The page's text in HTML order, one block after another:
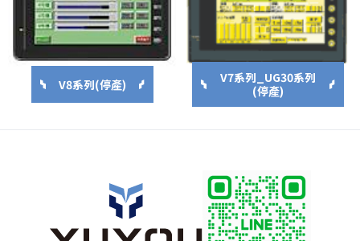
V8系列(停產)
V7系列_UG30系列
(停產)